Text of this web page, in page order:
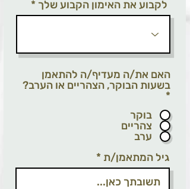
לקבוע את האימון הקבוע שלך
האם את/ה מעדיף/ה להתאמן
בשעות הבוקר, הצהריים או הערב?
*
בוקר
צהריים
ערב
גיל המתאמן/ת